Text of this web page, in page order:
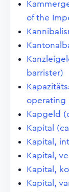
of the
barrister)
operating
Kapgeld
Kapital
Kapital,
Kapital,
Kapital,
Kapital,